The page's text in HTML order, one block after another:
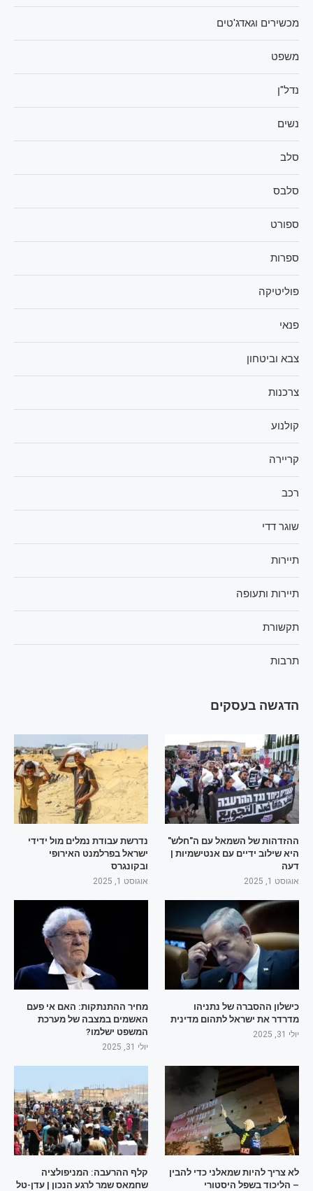
מכשירים וגאדג'טים
משפט
נדל"ן
נשים
סלב
סלבס
ספורט
ספרות
פוליטיקה
פנאי
צבא וביטחון
צרכנות
קולנוע
קריירה
רכב
שוגר דדי
תיירות
תיירות ותעופה
תקשורת
תרבות
הדגשה בעסקים
ההזדהות של השמאל עם ה"חלש"
היא שילוב ידיים עם אנטישמיות |
דעה
אוגוסט 1, 2025
נדרשת עבודת נמלים מול ידידי
ישראל בפרלמנט האירופי
ובקונגרס
אוגוסט 1, 2025
כישלון ההסברה של נתניהו
מדרדר את ישראל לתהום מדינית
יולי 31, 2025
מחיר ההתנתקות: האם אי פעם
האשמים במצבה של מערכת
המשפט ישלמו?
יולי 31, 2025
לא צריך להיות שמאלני כדי להבין
– הליכוד בשפל היסטורי
קלף ההרעבה: המניפולציה
שחמאס שמר לרגע הנכון | עדן-טל